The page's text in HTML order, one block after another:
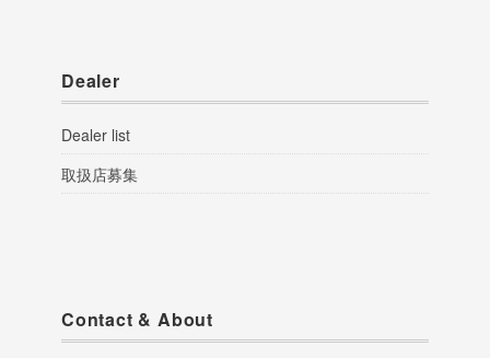
Dealer
Dealer list
取扱店募集
Contact & About